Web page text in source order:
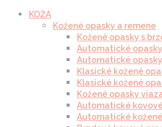
KOŽA
Kožené opasky a remene
Kožené opasky s
Automatické
Automatické opasky
Klasické kožené
Klasické kožené
Kožené opasky
Automatické
Automatické